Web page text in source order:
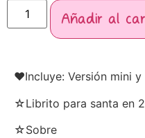
Añadir al
♥Incluye: Versión mini y
☆Librito para santa en
☆Sobre